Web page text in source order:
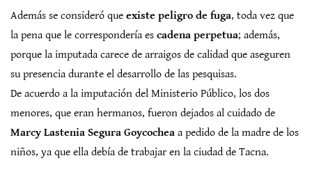
Además se consideró que existe peligro de fuga, toda vez que
la pena que le correspondería es cadena perpetua; además,
porque la imputada carece de arraigos de calidad que aseguren
su presencia durante el desarrollo de las pesquisas.
De acuerdo a la imputación del Ministerio Público, los dos
menores, que eran hermanos, fueron dejados al cuidado de
Marcy Lastenia Segura Goycochea a pedido de la madre de los
niños, ya que ella debía de trabajar en la ciudad de Tacna.